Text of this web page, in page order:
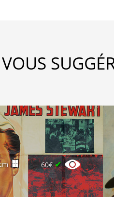
60€✔